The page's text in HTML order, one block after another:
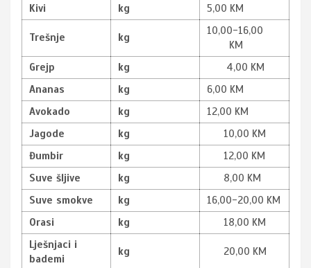
Kivi
kg 5,00 KM
Trešnje kg
10,00-16,00
KM
Grejp
kg
4,00 KM
Ananas
kg
6,00 KM
Avokado
kg
12,00 KM
Jagode
kg
10,00 KM
Đumbir
kg
12,00 KM
Suve šljive
kg
8,00 KM
Suve smokve
kg
16,00-20,00 KM
Orasi
kg
18,00 KM
Lješnjaci i
bademi
kg 20,00 KM